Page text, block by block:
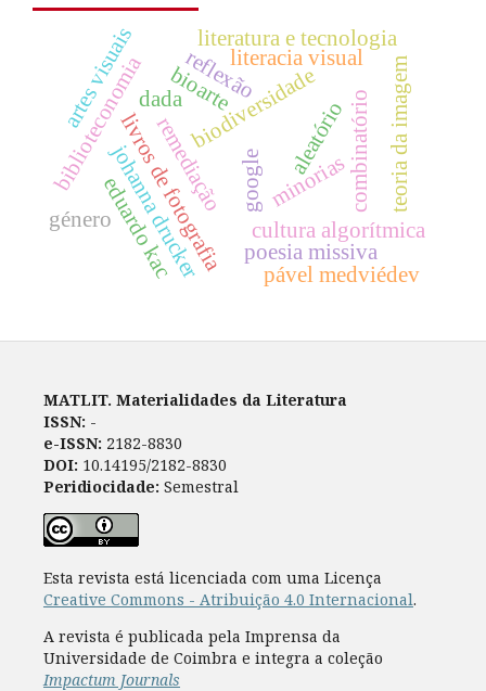
biodiversidade
bioarte
combinatório
remediação google
cultura algorítmica
livros de fotografia
literacia visual
biblioteconomia
johanna drucker
eduardo kac
aleatório
literatura e tecnologia
reflexão
género
poesia missiva
dada
artes visuais teoria da imagem
minorias
pável medviédev
MATLIT. Materialidades da Literatura
ISSN: -
e-ISSN: 2182-8830
DOI: 10.14195/2182-8830
Peridiocidade: Semestral
Esta revista está licenciada com uma Licença
Creative Commons - Atribuição 4.0 Internacional.
A revista é publicada pela Imprensa da
Universidade de Coimbra e integra a coleção
Impactum Journals